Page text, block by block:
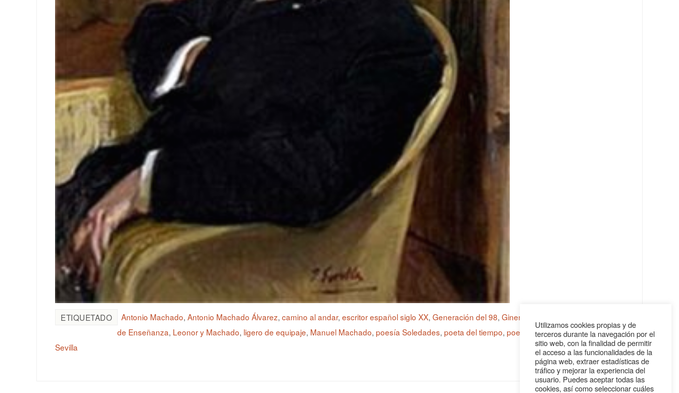
ETIQUETADO Antonio Machado, Antonio Machado Álvarez, camino al andar, escritor español siglo XX, Generación del 98, Giner de los Ríos
de Enseñanza, Leonor y Machado, ligero de equipaje, Manuel Machado, poesía Soledades, poeta del tiempo, poeta español,un patio de
Sevilla
Utilizamos cookies propias y de
terceros durante la navegación por el
sitio web, con la finalidad de permitir
el acceso a las funcionalidades de la
página web, extraer estadísticas de
tráfico y mejorar la experiencia del
usuario. Puedes aceptar todas las
cookies, así como seleccionar cuáles